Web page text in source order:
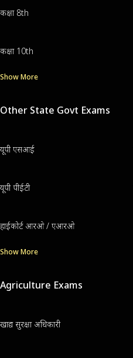
कक्षा 8th
कक्षा 10th
Show More
Other State Govt Exams
यूपी एसआई
यूपी पीईटी
हाईकोर्ट आरओ / एआरओ
Show More
Agriculture Exams
खाद्य सुरक्षा अधिकारी